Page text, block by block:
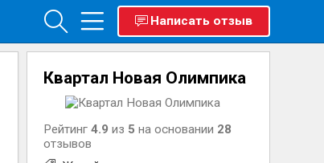
Написать отзыв
Квартал Новая Олимпика
Рейтинг4.9 из 5 на основании 28
отзывов